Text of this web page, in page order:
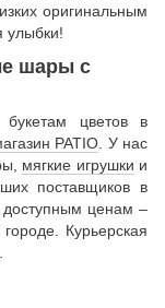
оригинальным
улыбки!
шары с
цветов в
PATIO. У нас
мягкие игрушки и
поставщиков в
ценам –
Курьерская